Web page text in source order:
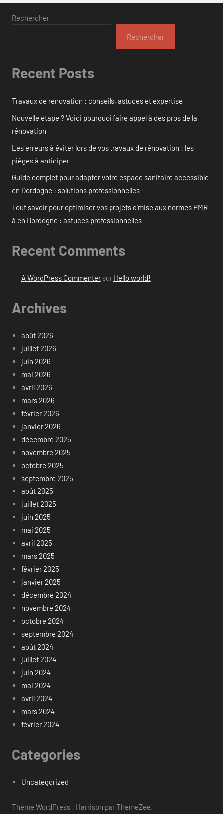
Rechercher
Rechercher
Recent Posts
Travaux de rénovation : conseils, astuces et expertise
Nouvelle étape ? Voici pourquoi faire appel à des pros de la
rénovation
Les erreurs à éviter lors de vos travaux de rénovation : les
pièges à anticiper.
Guide complet pour adapter votre espace sanitaire accessible
en Dordogne : solutions professionnelles
Tout savoir pour optimiser vos projets d’mise aux normes PMR
à en Dordogne : astuces professionnelles
Recent Comments
A WordPress Commentersur Hello world!
Archives
août 2026
juillet 2026
juin 2026
mai 2026
avril 2026
mars 2026
février 2026
janvier 2026
décembre 2025
novembre 2025
octobre 2025
septembre 2025
août 2025
juillet 2025
juin 2025
mai 2025
avril 2025
mars 2025
février 2025
janvier 2025
décembre 2024
novembre 2024
octobre 2024
septembre 2024
août 2024
juillet 2024
juin 2024
mai 2024
avril 2024
mars 2024
février 2024
Categories
Uncategorized
Thème WordPress : Harrison par ThemeZee.